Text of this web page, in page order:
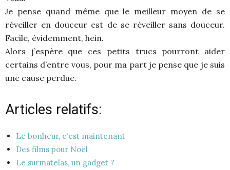
Je pense quand même que le meilleur moyen de se
réveiller en douceur est de se réveiller sans douceur.
Facile, évidemment, hein.
Alors j’espère que ces petits trucs pourront aider
certains d’entre vous, pour ma part je pense que je suis
une cause perdue.
Articles relatifs:
Le bonheur, c'est maintenant
Des films pour Noël
Le surmatelas, un gadget ?